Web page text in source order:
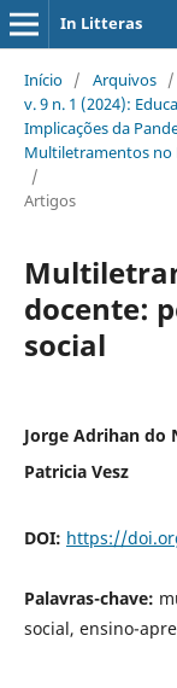
In Litteras
Início / Arquivos /
v. 9 n. 1 (2024):
Implicações da
Multiletramentos no
/
Artigos
docente:
social
Jorge Adrihan do
Patricia Vesz
DOI: https://
Palavras-chave:
social, ensino-